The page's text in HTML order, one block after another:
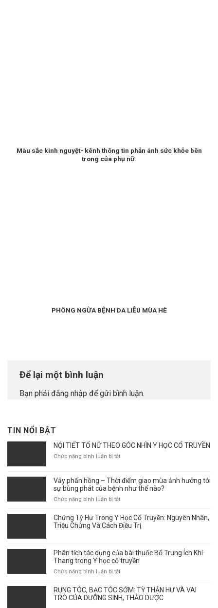
Màu sắc kinh nguyệt- kênh thông tin phản ánh sức khỏe bên
trong của phụ nữ.
PHÒNG NGỪA BỆNH DA LIỄU MÙA HÈ
Để lại một bình luận
Bạn phải đăng nhập để gửi bình luận.
TIN NỔI BẬT
NỘI TIẾT TỐ NỮ THEO GÓC NHÌN Y HỌC CỔ TRUYỀN
Chức năng bình luận bị tắtở
TỐ
NỮ
THEO
NHÌN
Y
Vảy phấn hồng – Thời điểm giao mùa ảnh hưởng tới
sự bùng phát của bệnh như thế nào?
Chức năng bình luận bị tắtở
phấn
hồng
giao
mùa
ảnh
tới
sự
Chứng Tỳ Hư Trong Y Học Cổ Truyền: Nguyên Nhân,
Triệu Chứng Và Cách Điều Trị
Phân tích tác dụng của bài thuốc Bổ Trung Ích Khí
Thang trong Y học cổ truyền
Chức năng bình luận bị tắtở
tích
tác
RỤNG TÓC, BẠC TÓC SỚM: TỲ THẬN HƯ VÀ VAI
TRÒ CỦA DƯỠNG SINH, THẢO DƯỢC